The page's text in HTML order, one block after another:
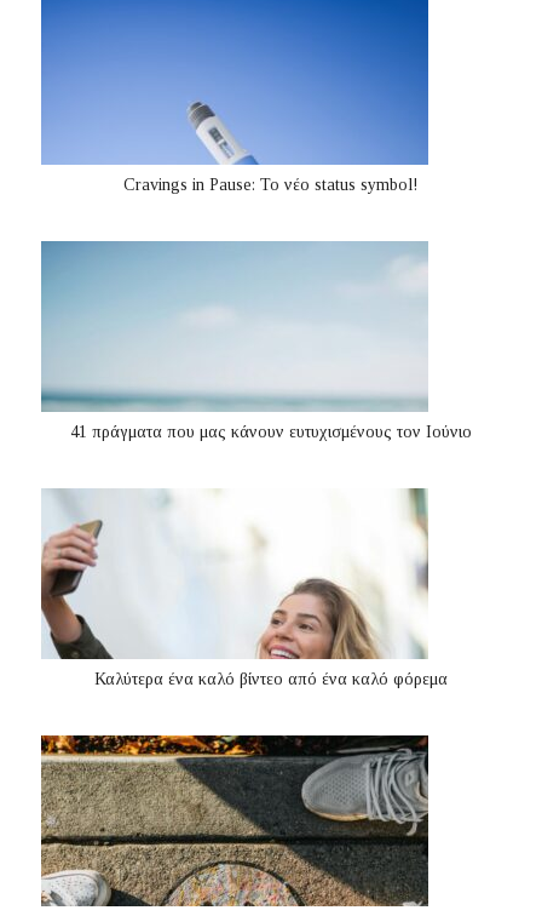
Cravings in Pause: Το νέο status symbol!
41 πράγματα που μας κάνουν ευτυχισμένους τον Ιούνιο
Καλύτερα ένα καλό βίντεο από ένα καλό φόρεμα